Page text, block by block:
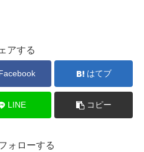
アする
はてブ
LINE コピー
ォローする